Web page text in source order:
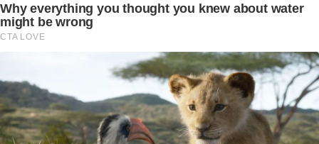
Why everything you thought you knew about water
might be wrong
CTA LOVE